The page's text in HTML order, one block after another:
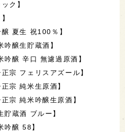
ク】
夏生 祝100％】
醸生貯蔵酒】
吟醸 辛口 無濾過原酒】
宗 フェリスアズール】
宗 純米生原酒】
宗 純米吟醸生原酒】
蔵酒 ブルー】
吟醸 58】